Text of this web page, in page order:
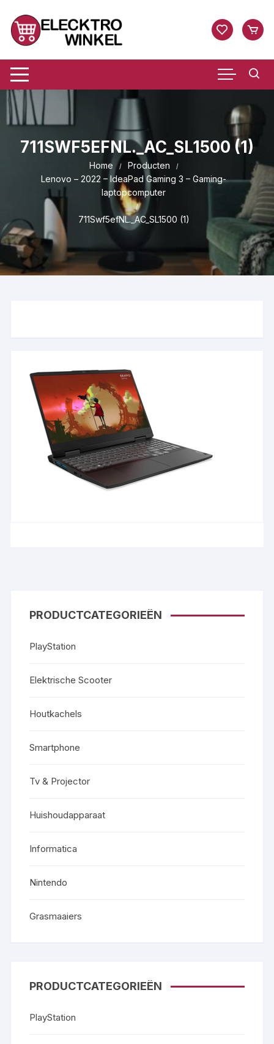
naar
inhoud
711SWF5EFNL._AC_SL1500 (1)
Home
Producten
Lenovo – 2022 – IdeaPad Gaming 3 – Gaming-
laptopcomputer
711Swf5efNL._AC_SL1500 (1)
PRODUCTCATEGORIEËN
PlayStation
Elektrische Scooter
Houtkachels
Smartphone
Tv & Projector
Huishoudapparaat
Informatica
Nintendo
Grasmaaiers
PRODUCTCATEGORIEËN
PlayStation